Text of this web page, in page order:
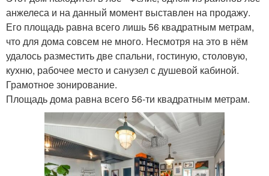
анжелеса и на данный момент выставлен на продажу.
Его площадь равна всего лишь 56 квадратным метрам,
что для дома совсем не много. Несмотря на это в нём
удалось разместить две спальни, гостиную, столовую,
кухню, рабочее место и санузел с душевой кабиной.
Грамотное зонирование.
Площадь дома равна всего 56-ти квадратным метрам.